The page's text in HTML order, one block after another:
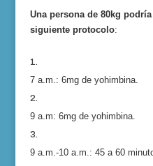
Una persona de 80kg
siguiente protocolo:
7 a.m.: 6mg de yohimbina.
9 a.m: 6mg de yohimbina.
9 a.m.-10 a.m.: 45 a 60